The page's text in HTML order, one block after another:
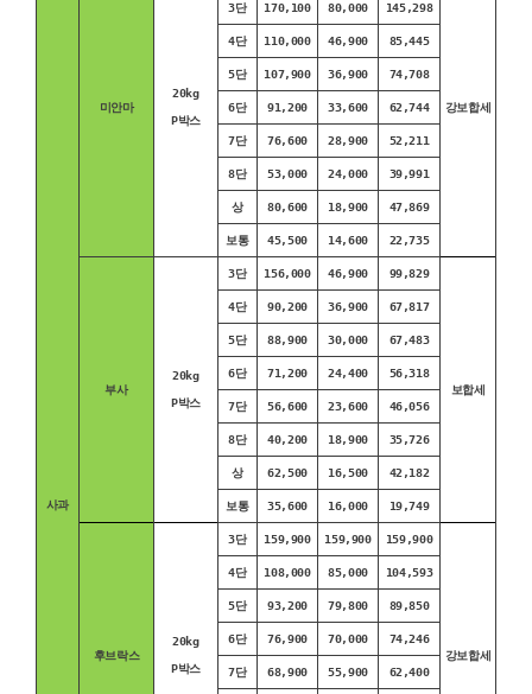
사과
미안마
20kg
P박스
강보합세
3단 170,100 80,000 145,298
4단 110,000 46,900 85,445
5단 107,900 36,900 74,708
6단 91,200 33,600 62,744
7단 76,600 28,900 52,211
8단 53,000 24,000 39,991
상 80,600 18,900 47,869
보통 45,500 14,600 22,735
부사
20kg
P박스
3단 156,000 46,900 99,829
보합세
4단 90,200 36,900 67,817
5단 88,900 30,000 67,483
6단 71,200 24,400 56,318
7단 56,600 23,600 46,056
8단 40,200 18,900 35,726
상 62,500 16,500 42,182
보통 35,600 16,000 19,749
후브락스
20kg
P박스
3단 159,900 159,900 159,900
강보합세
4단 108,000 85,000 104,593
5단 93,200 79,800 89,850
6단 76,900 70,000 74,246
7단 68,900 55,900 62,400